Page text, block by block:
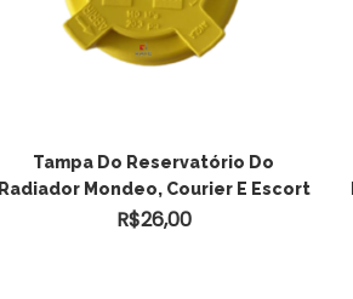
ADICIONAR AO
CARRINHO
Tampa Do Reservatório Do
Radiador Mondeo, Courier E Escort
R$26,00